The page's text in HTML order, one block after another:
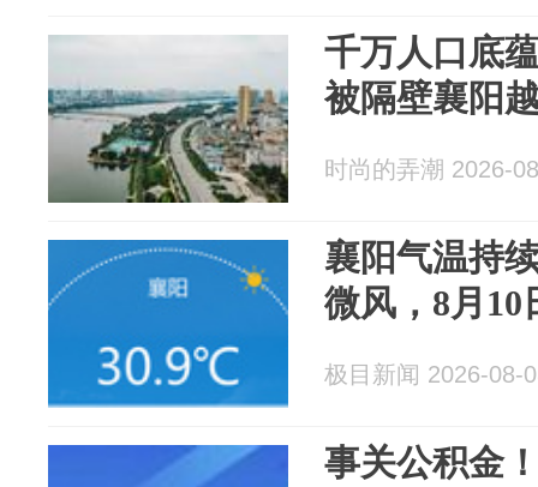
千万人口底
被隔壁襄阳
时尚的弄潮 2026-
襄阳气温持
微风，8月10
极目新闻 2026-08-
事关公积金